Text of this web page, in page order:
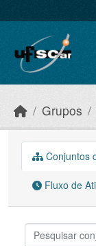
Grupos
Conjuntos
Fluxo de